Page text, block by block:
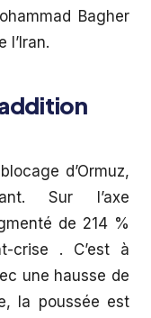
Bagher
l’Iran.
d’Ormuz,
Sur l’axe
de 214 %
crise . C’est à
une hausse de
la poussée est